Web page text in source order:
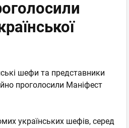
шефи та представники
проголосили Маніфест
українських шефів, серед